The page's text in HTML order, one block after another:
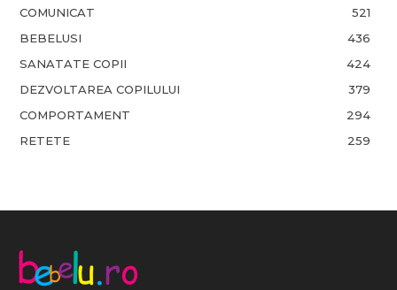
COMUNICAT
521
BEBELUSI
436
SANATATE COPII
424
DEZVOLTAREA COPILULUI
379
COMPORTAMENT
294
RETETE
259